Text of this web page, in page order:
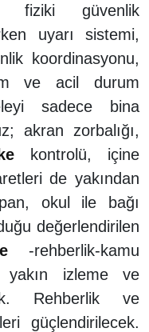
fiziki güvenlik
uyarı sistemi,
koordinasyonu,
ve acil durum
sadece bina
akran zorbalığı,
kontrolü, içine
de yakından
okul ile bağı
değerlendirilen
-rehberlik-kamu
yakın izleme ve
Rehberlik ve
güçlendirilecek.